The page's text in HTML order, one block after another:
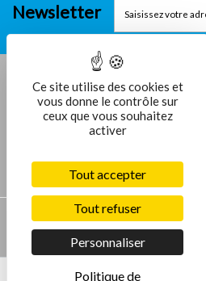
Plieuse EZF 600 -...
Détails
Newsletter
Informations
Conception et réalisation :Agence
Ce site utilise des cookies pour
Ce site utilise des cookies et
vous donne le contrôle sur
ceux que vous souhaitez
activer
Tout accepter
Tout refuser
Personnaliser
Politique de